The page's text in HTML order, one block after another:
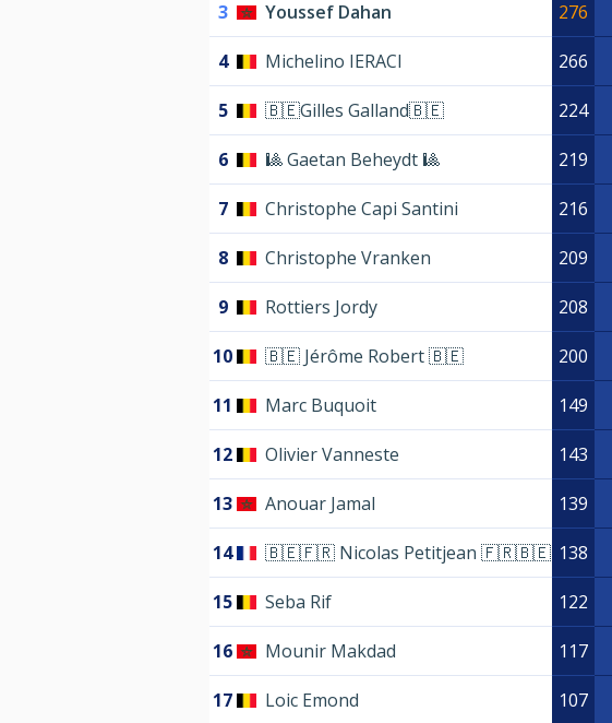
3 Youssef Dahan 276
4 Michelino IERACI 266
5 🇧🇪Gilles Galland🇧🇪 224
6 🎱 Gaetan Beheydt 🎱 219
7 Christophe Capi Santini 216
8 Christophe Vranken 209
9 Rottiers Jordy 208
10 🇧🇪 Jérôme Robert 🇧🇪 200
11 Marc Buquoit 149
12 Olivier Vanneste 143
13 Anouar Jamal 139
14 🇧🇪🇫🇷 Nicolas Petitjean 🇫🇷🇧🇪 138
15 Seba Rif 122
16 Mounir Makdad 117
17 Loic Emond 107